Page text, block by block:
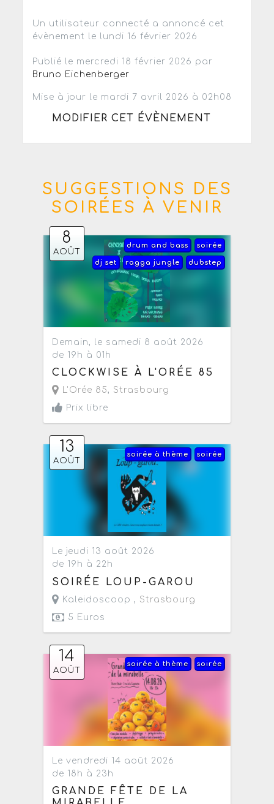
Un utilisateur connecté a annoncé cet
évènement le lundi 16 février 2026
Publié le mercredi 18 février 2026 par
Bruno Eichenberger
Mise à jour le mardi 7 avril 2026 à 02h08
MODIFIER CET ÉVÈNEMENT
SUGGESTIONS DES
SOIRÉES À VENIR
8
AOÛT
soirée
drum and bass
dubstep
ragga jungle
dj set
Demain, le samedi 8 août 2026
de 19h à 01h
CLOCKWISE À L'ORÉE 85
L'Orée 85, Strasbourg
Prix libre
13
AOÛT
soirée
soirée à thème
Le jeudi 13 août 2026
de 19h à 22h
SOIRÉE LOUP-GAROU
Kaleidoscoop , Strasbourg
5 Euros
14
AOÛT
soirée
soirée à thème
Le vendredi 14 août 2026
de 18h à 23h
GRANDE FÊTE DE LA